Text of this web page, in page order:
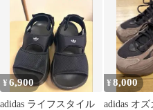
¥6,900
adidas ライフスタイル
¥8,000
adidas オ